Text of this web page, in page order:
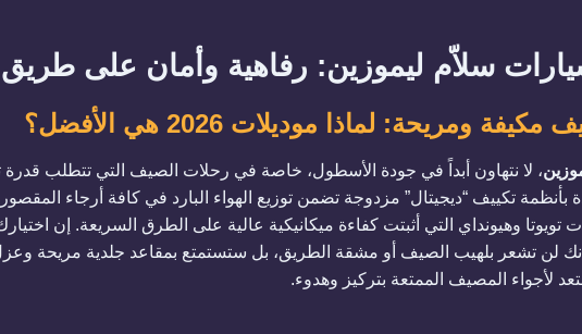
سلاّم ليموزين: رفاهية وأمان على طريق
ومريحة: لماذا موديلات 2026 هي الأفضل؟
، لا نتهاون أبداً في جودة الأسطول، خاصة في رحلات الصيف التي تتطلب قدرة
مزودة بأنظمة تكييف “ديجيتال” مزدوجة تضمن توزيع الهواء البارد في كافة أرجاء
وهيونداي التي أثبتت كفاءة ميكانيكية عالية على الطرق السريعة. إن
لن تشعر بلهيب الصيف أو مشقة الطريق، بل ستستمتع بمقاعد جلدية مريحة
لأجواء المصيف الممتعة بتركيز وهدوء.